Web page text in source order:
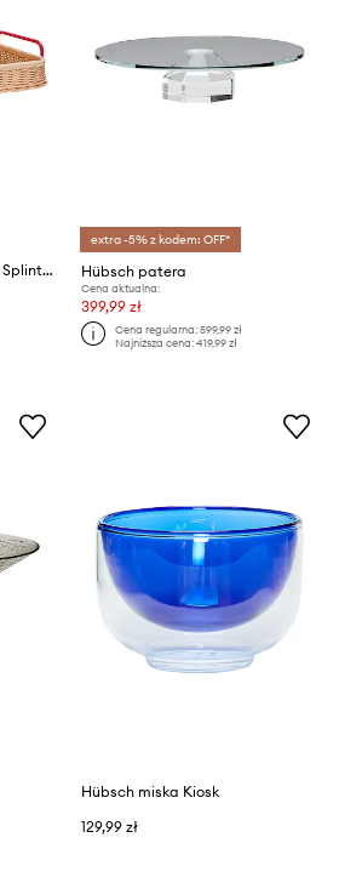
Hübsch taca dekoracyjna Splint 42 x 27 x 10 cm
extra -5% z kodem: OFF*
Hübsch patera
Cena aktualna:
399,99 zł
Cena regularna:599,99 zł
Najniższa cena:419,99 zł
Hübsch miska Kiosk
129,99 zł